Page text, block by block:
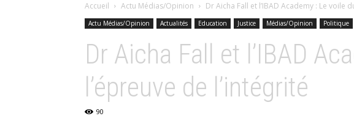
Accueil Actu Médias/Opinion Dr Aicha Fall et l’IBAD Academy : Le voile
Actu Médias/Opinion Actualités Education Justice Médias/Opinion Politique
Dr Aicha Fall et l’IBAD
l’épreuve de l’intégrité
90